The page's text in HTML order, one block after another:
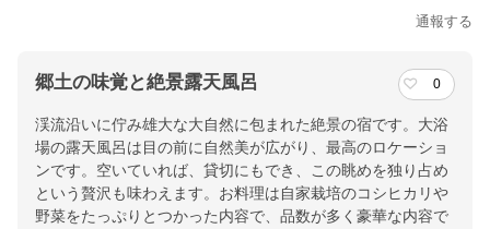
通報する
郷土の味覚と絶景露天風呂 0
渓流沿いに佇み雄大な大自然に包まれた絶景の宿です。大浴
場の露天風呂は目の前に自然美が広がり、最高のロケーショ
ンです。空いていれば、貸切にもでき、この眺めを独り占め
という贅沢も味わえます。お料理は自家栽培のコシヒカリや
野菜をたっぷりとつかった内容で、品数が多く豪華な内容で